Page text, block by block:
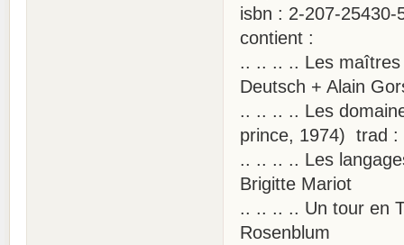
isbn : 2-207-25430-
contient :
.. .. .. .. Les
Deutsch + Alain
.. .. .. .. Les
prince, 1974) trad :
.. .. .. .. Les
Brigitte Mariot
.. .. .. .. Un tour en
Rosenblum